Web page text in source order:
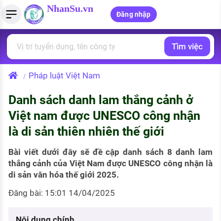
NhanSu.vn
Đăng nhập
Tìm việc làm
Việc làm ngành luật
Việc làm lương cao
Việc làm tốt nhất
CÔNG TY
Danh sách nhà tuyển dụng
Nhà tuyển dụng hàng đầu
Quản lý CV
Tải CV lên
Tạo CV trực tuyến
MẪU CV THEO STYLE
Mẫu CV đơn giản
Mẫu CV hiện đại
Tính lương Gross - Net
Tính thuế thu nhập cá nhân
Tính trợ cấp thất nghiệp
PHÁP LUẬT VIỆT NAM
Văn bản pháp luật
PHÁP LUẬT LAO ĐỘNG
Lao động và tiền lương
Thuế thu nhập
Hồ sơ biểu mẫu
Tìm việc
/ Pháp luật Việt Nam
Danh sách danh lam thắng cảnh ở
Việt nam được UNESCO công nhận
là di sản thiên nhiên thế giới
Bài viết dưới đây sẽ đề cập danh sách 8 danh lam
thắng cảnh của Việt Nam được UNESCO công nhận là
di sản văn hóa thế giới 2025.
Đăng bài: 15:01 14/04/2025